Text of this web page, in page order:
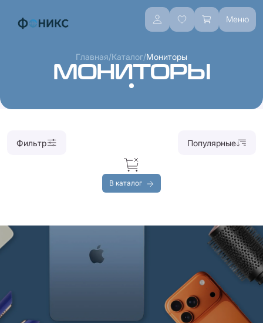
Меню
Главная/Каталог/Мониторы
МОНИТОРЫ
Фильтр Популярные
В каталог